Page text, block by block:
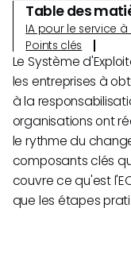
Table des
IA pour le service
Points clés
Le Système
les entreprises à
à la
organisations ont
le rythme du
composants clés
couvre ce qu'est
que les étapes